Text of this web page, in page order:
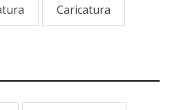
Caricatura